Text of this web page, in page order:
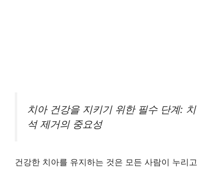
치아 건강을 지키기 위한 필수 단계: 치
석 제거의 중요성
건강한 치아를 유지하는 것은 모든 사람이 누리고